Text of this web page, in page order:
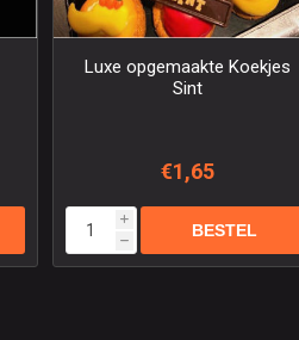
Luxe opgemaakte Koekjes
Sint
€1,65
i
h